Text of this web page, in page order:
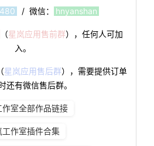
/ 微信： hnyanshan
（星岚应用售前群），任何人可加
入。
（星岚应用售后群），需要提供订单
还有微信售后群。
作室全部作品链接
工作室插件合集